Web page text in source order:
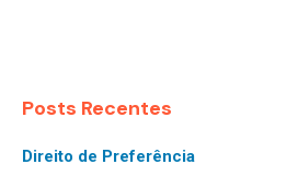
Posts Recentes
Direito de Preferência